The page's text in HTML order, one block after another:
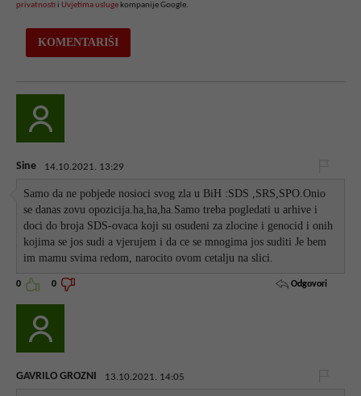
privatnosti i Uvjetima usluge kompanije Google.
Sine 14.10.2021. 13:29
Samo da ne pobjede nosioci svog zla u BiH :SDS ,SRS,SPO.Onio
se danas zovu opozicija.ha,ha,ha.Samo treba pogledati u arhive i
doci do broja SDS-ovaca koji su osudeni za zlocine i genocid i onih
kojima se jos sudi a vjerujem i da ce se mnogima jos suditi Je bem
im mamu svima redom, narocito ovom cetalju na slici.
0 0 Odgovori
GAVRILO GROZNI 13.10.2021. 14:05